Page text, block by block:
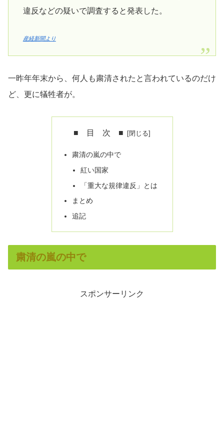
違反などの疑いで調査すると発表した。
産経新聞より
一昨年年末から、何人も粛清されたと言われているのだけ
ど、更に犠牲者が。
■ 目 次 ■
粛清の嵐の中で
紅い国家
「重大な規律違反」とは
まとめ
追記
粛清の嵐の中で
スポンサーリンク